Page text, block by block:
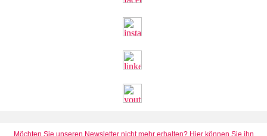
Möchten Sie unseren Newsletter nicht mehr erhalten? Hier können Sie ihn